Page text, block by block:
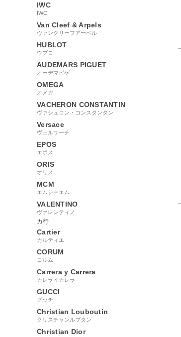
IWC
IWC
Van Cleef & Arpels
ヴァンクリーフアーペル
HUBLOT
ウブロ
AUDEMARS PIGUET
オーデマピゲ
OMEGA
オメガ
VACHERON CONSTANTIN
ヴァシュロン・コンスタンタン
Versace
ヴェルサーチ
EPOS
エポス
ORIS
オリス
MCM
エムシーエム
VALENTINO
ヴァレンティノ
カ行
Cartier
カルティエ
CORUM
コルム
Carrera y Carrera
カレライカレラ
GUCCI
グッチ
Christian Louboutin
クリスチャンルブタン
Christian Dior